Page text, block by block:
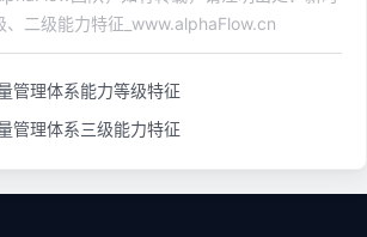
、二级能力特征_www.alphaFlow.cn
管理体系能力等级特征
管理体系三级能力特征